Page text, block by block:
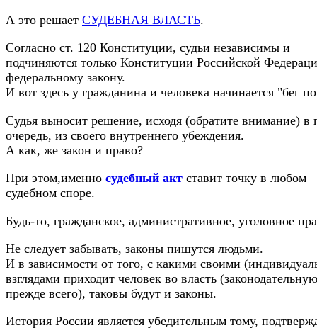
А это решает СУДЕБНАЯ ВЛАСТЬ.
Согласно ст. 120 Конституции, судьи независимы и
подчиняются только Конституции Российской
федеральному закону.
И вот здесь у гражданина и человека начинается "бег
Судья выносит решение, исходя (обратите внимание) в
очередь, из своего внутреннего убеждения.
А как, же закон и право?
При этом,именно судебный акт ставит точку в любом
судебном споре.
Будь-то, гражданское, административное, уголовное
Не следует забывать, законы пишутся людьми.
И в зависимости от того, с какими своими
взглядами приходит человек во власть
прежде всего), таковы будут и законы.
История России является убедительным тому,